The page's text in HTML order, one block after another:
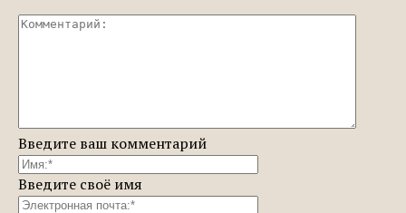
Введите ваш комментарий
Введите своё имя